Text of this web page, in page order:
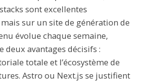
sont excellentes
sur un site de génération de
évolue chaque semaine,
deux avantages décisifs :
totale et l’écosystème de
Astro ou Next.js se justifient